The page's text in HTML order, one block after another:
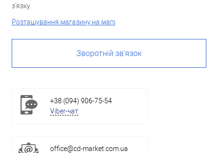
з'язку.
Розташування магазину на мапі
Зворотній зв'язок
+38 (094) 906-75-54
Viber-чат
office@cd-market.com.ua